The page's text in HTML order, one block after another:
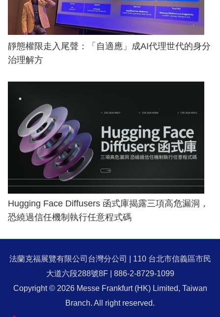
靜態權限走入尾聲：「自適應」成AI代理世代的身分
治理解方
Hugging Face Diffusers 函式庫揭露三項高危漏洞，
恐繞過信任機制執行任意程式碼
法蘭克福展覽有限公司台灣分公司 | 110 台北市信義區市民
大道六段288號8F | 886-2-8729-1099
Copyright © 2026 Messe Frankfurt (HK) Limited, Taiwan
Branch. All right reserved.